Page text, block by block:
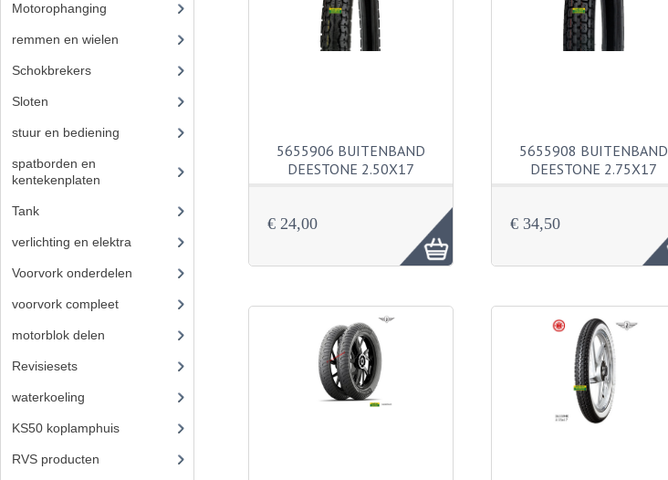
5655906 BUITENBAND
DEESTONE 2.50X17
€ 24,00
5655908 BUITENBAND
DEESTONE 2.75X17
€ 34,50
Motorophanging
remmen en wielen
Schokbrekers
Sloten
stuur en bediening
spatborden en
kentekenplaten
Tank
verlichting en elektra
Voorvork onderdelen
voorvork compleet
motorblok delen
Revisiesets
waterkoeling
KS50 koplamphuis
RVS producten